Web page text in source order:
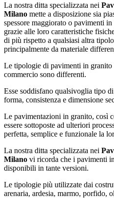
La nostra ditta specializzata nei
Milano mette a disposizione sia
spessore maggiorato o pavimenti
grazie alle loro caratteristiche
di più rispetto a qualsiasi altra
principalmente da materiale
Le tipologie di pavimenti in
commercio sono differenti.
Esse soddisfano qualsivoglia tipo
forma, consistenza e dimensione
Le pavimentazioni in granito, così
essere sottoposte ad ulteriori
perfetta, semplice e funzionale la
La nostra ditta specializzata nei
Milano vi ricorda che i pavimenti
disponibili in tante versioni.
Le tipologie più utilizzate dai
arenaria, ardesia, marmo, porfido,